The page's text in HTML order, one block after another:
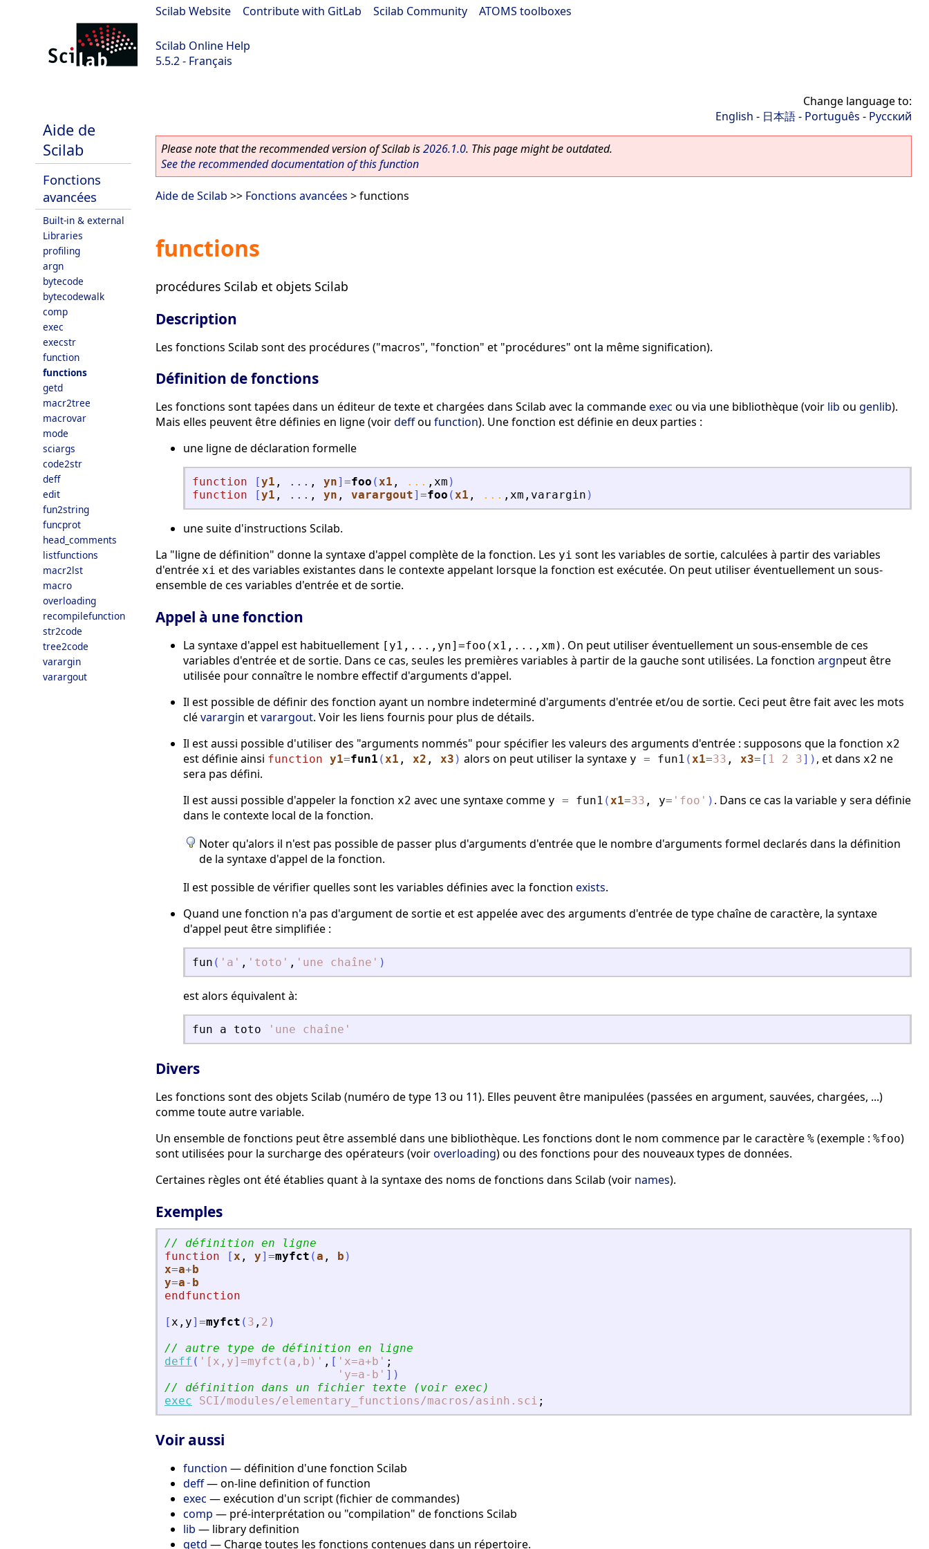
Scilab Website Contribute with GitLab Scilab Community ATOMS toolboxes
Scilab Online Help
5.5.2 - Français
Aide de
Scilab
Fonctions
avancées
Built-in & external
Libraries
profiling
argn
bytecode
bytecodewalk
comp
exec
execstr
function
functions
getd
macr2tree
macrovar
mode
sciargs
code2str
deff
edit
fun2string
funcprot
head_comments
listfunctions
macr2lst
macro
overloading
recompilefunction
str2code
tree2code
varargin
varargout
Change language to:
English - 日本語- Português - Русский
Please note that the recommended version of Scilab is2026.1.0. This page might be outdated.
See the recommended documentation of this function
Aide de Scilab >> Fonctions avancées > functions
functions
procédures Scilab et objets Scilab
Description
Les fonctions Scilab sont des procédures ("macros", "fonction" et "procédures" ont la même signification).
Définition de fonctions
Les fonctions sont tapées dans un éditeur de texte et chargées dans Scilab avec la commandeexec ou via une bibliothèque (voir lib ou genlib).
Mais elles peuvent être définies en ligne (voirdeffou function). Une fonction est définie en deux parties :
une ligne de déclaration formelle
function [y1 , ... , yn] =foo (x1 , ... , xm )
function
[y1 , ... , yn , varargout] =foo (x1 , ... , xm , varargin )
une suite d'instructions Scilab.
La "ligne de définition" donne la syntaxe d'appel complète de la fonction. Les yi sont les variables de sortie, calculées à partir des variables
d'entrée xi et des variables existantes dans le contexte appelant lorsque la fonction est exécutée. On peut utiliser éventuellement un sous-
ensemble de ces variables d'entrée et de sortie.
Appel à une fonction
La syntaxe d'appel est habituellement [y1,...,yn]=foo(x1,...,xm) . On peut utiliser éventuellement un sous-ensemble de ces
variables d'entrée et de sortie. Dans ce cas, seules les premières variables à partir de la gauche sont utilisées. La fonction argnpeut être
utilisée pour connaître le nombre effectif d'arguments d'appel.
Il est possible de définir des fonction ayant un nombre indeterminé d'arguments d'entrée et/ou de sortie. Ceci peut être fait avec les mots
clévarargin etvarargout. Voir les liens fournis pour plus de détails.
Il est aussi possible d'utiliser des "arguments nommés" pour spécifier les valeurs des arguments d'entrée : supposons que la fonction x2
est définie ainsi function y1=fun1 (x1 , x2 , x3 ) alors on peut utiliser la syntaxe y = fun1 (x1=33 , x3= [ 1 2 3] ) , et dans x2 ne
sera pas défini.
Il est aussi possible d'appeler la fonction x2 avec une syntaxe comme y = fun1 (x1=33 , y= ' foo ' ) . Dans ce cas la variable y sera définie
dans le contexte local de la fonction.
Noter qu'alors il n'est pas possible de passer plus d'arguments d'entrée que le nombre d'arguments formel declarés dans la définition
de la syntaxe d'appel de la fonction.
Il est possible de vérifier quelles sont les variables définies avec la fonction exists.
Quand une fonction n'a pas d'argument de sortie et est appelée avec des arguments d'entrée de type chaîne de caractère, la syntaxe
d'appel peut être simplifiée :
fun ( ' a ' , ' toto ' , ' une chaîne ' )
est alors équivalent à:
fun a toto ' une chaîne '
Divers
Les fonctions sont des objets Scilab (numéro de type 13 ou 11). Elles peuvent être manipulées (passées en argument, sauvées, chargées, ...)
comme toute autre variable.
Un ensemble de fonctions peut être assemblé dans une bibliothèque. Les fonctions dont le nom commence par le caractère % (exemple : %foo)
sont utilisées pour la surcharge des opérateurs (voiroverloading) ou des fonctions pour des nouveaux types de données.
Certaines règles ont été établies quant à la syntaxe des noms de fonctions dans Scilab (voir names).
Exemples
// définition en ligne
function
[x , y] =myfct (a , b )
x=a+b
y=a- b
endfunction
[x , y] =myfct ( 3 , 2 )
// autre type de définition en ligne
deff ( ' [x,y]=myfct(a,b) ' , [ ' x=a+b ' ;
' y=a-b ' ] )
// définition dans un fichier texte (voir exec)
exec
SCI/modules/elementary_functions/macros/asinh.sci ;
Voir aussi
function — définition d'une fonction Scilab
deff— on-line definition of function
exec — exécution d'un script (fichier de commandes)
comp — pré-interprétation ou "compilation" de fonctions Scilab
lib — library definition
getd — Charge toutes les fonctions contenues dans un répertoire.